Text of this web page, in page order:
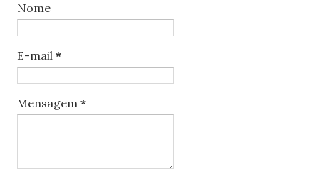
Nome
E-mail *
Mensagem *